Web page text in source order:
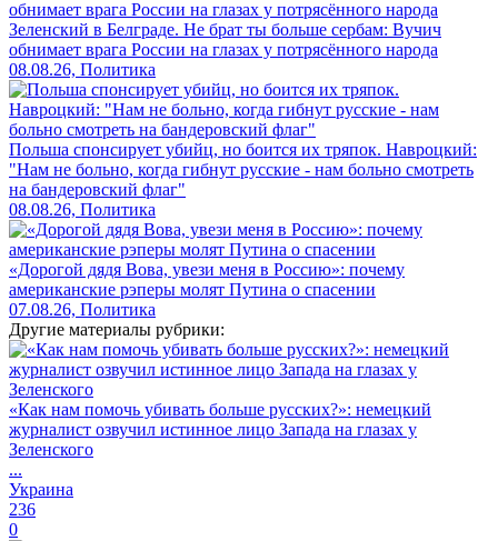
Зеленский в Белграде. Не брат ты больше сербам: Вучич
обнимает врага России на глазах у потрясённого народа
08.08.26, Политика
Польша спонсирует убийц, но боится их тряпок. Навроцкий:
"Нам не больно, когда гибнут русские - нам больно смотреть
на бандеровский флаг"
08.08.26, Политика
«Дорогой дядя Вова, увези меня в Россию»: почему
американские рэперы молят Путина о спасении
07.08.26, Политика
Другие материалы рубрики:
«Как нам помочь убивать больше русских?»: немецкий
журналист озвучил истинное лицо Запада на глазах у
Зеленского
...
Украина
236
0